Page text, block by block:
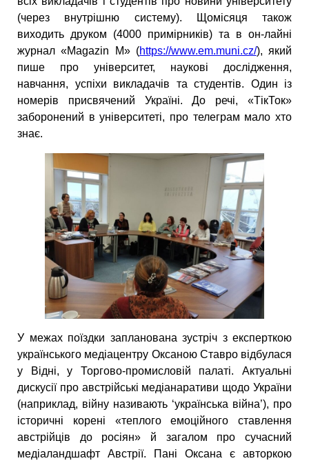
(через внутрішню систему). Щомісяця також
виходить друком (4000 примірників) та в он-лайні
журнал «Magazin М» (https://www.em.muni.cz/), який
пише про університет, наукові дослідження,
навчання, успіхи викладачів та студентів. Один із
номерів присвячений Україні. До речі, «ТікТок»
заборонений в університеті, про телеграм мало хто
знає.
У межах поїздки запланована зустріч з експерткою
українського медіацентру Оксаною Ставро відбулася
у Відні, у Торгово-промисловій палаті. Актуальні
дискусії про австрійські медіанаративи щодо України
(наприклад, війну називають ‘українська війна’), про
історичні корені «теплого емоційного ставлення
австрійців до росіян» й загалом про сучасний
медіаландшафт Австрії. Пані Оксана є авторкою